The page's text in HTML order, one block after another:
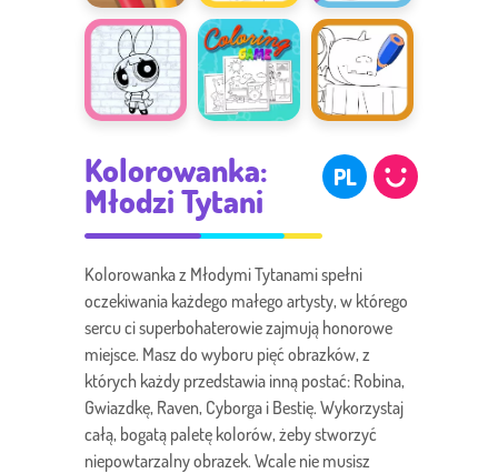
Wesołe
kredki
Zabawy w
sztukę: Tom i
Jerry
Twórcza
zabawa z
Tomem i
Jerrym
Atomówki
dla dzieci
chlapania:
Halloween
Kolorowanka:
Młodzi Tytani
PL
Kolorowanka z Młodymi Tytanami spełni
oczekiwania każdego małego artysty, w którego
sercu ci superbohaterowie zajmują honorowe
miejsce. Masz do wyboru pięć obrazków, z
których każdy przedstawia inną postać: Robina,
Gwiazdkę, Raven, Cyborga i Bestię. Wykorzystaj
całą, bogatą paletę kolorów, żeby stworzyć
niepowtarzalny obrazek. Wcale nie musisz